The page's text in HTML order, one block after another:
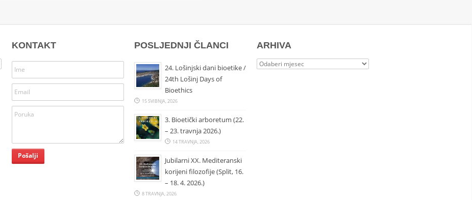
KONTAKT POSLJEDNJI ČLANCI
24. Lošinjski dani bioetike /
24th Lošinj Days of
Bioethics
15 SVIBNJA, 2026
3. Bioetički arboretum (22.
– 23. travnja 2026.)
14 TRAVNJA, 2026
Jubilarni XX. Mediteranski
korijeni filozofije (Split, 16.
– 18. 4. 2026.)
8 TRAVNJA, 2026
ARHIVA
Arhiva